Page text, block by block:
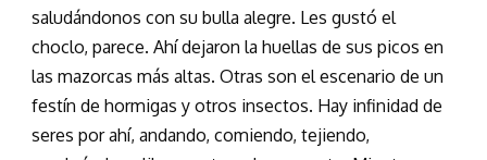
saludándonos con su bulla alegre. Les gustó el
choclo, parece. Ahí dejaron la huellas de sus picos en
las mazorcas más altas. Otras son el escenario de un
festín de hormigas y otros insectos. Hay infinidad de
seres por ahí, andando, comiendo, tejiendo,